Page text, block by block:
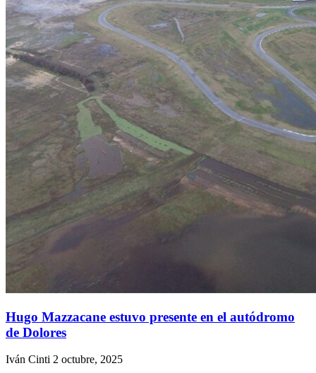
Hugo Mazzacane estuvo presente en el autódromo
de Dolores
Iván Cinti 2 octubre, 2025